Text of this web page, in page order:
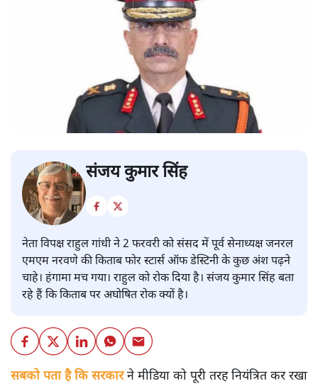
संजय कुमार सिंह
नेता विपक्ष राहुल गांधी ने 2 फरवरी को संसद में पूर्व सेनाध्यक्ष जनरल
एमएम नरवणे की किताब फोर स्टार्स ऑफ डेस्टिनी के कुछ अंश पढ़ने
चाहे। हंगामा मच गया। राहुल को रोक दिया है। संजय कुमार सिंह बता
रहे हैं कि किताब पर अघोषित रोक क्यों है।
सबको पता है कि सरकारने मीडिया को पूरी तरह नियंत्रित कर रखा